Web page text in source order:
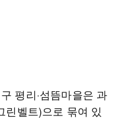
평리·섬뜸마을은 과
린벨트)으로 묶여 있